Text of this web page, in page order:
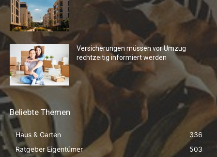
Versicherungen müssen vor Umzug
rechtzeitig informiert werden
Beliebte Themen
Haus & Garten
336
Ratgeber Eigentümer
503